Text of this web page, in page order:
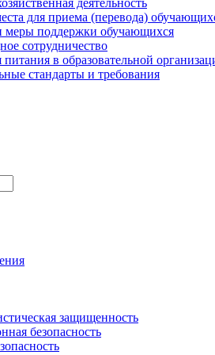
деятельность
для приема (перевода)
меры поддержки обучающихся
сотрудничество
в образовательной
стандарты и требования
защищенность
безопасность